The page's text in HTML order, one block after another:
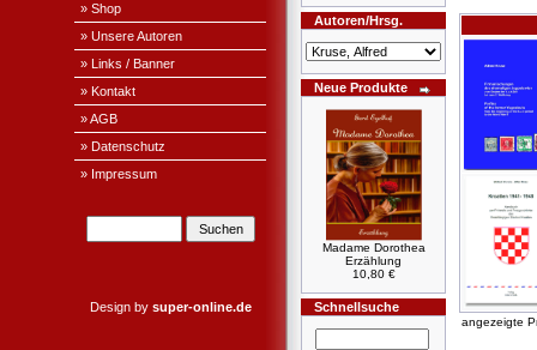
» Shop
» Unsere Autoren
» Links / Banner
» Kontakt
» AGB
» Datenschutz
» Impressum
Design by super-online.de
Autoren/Hrsg.
Neue Produkte
Madame Dorothea
Erzählung
10,80 €
Schnellsuche
angezeigte